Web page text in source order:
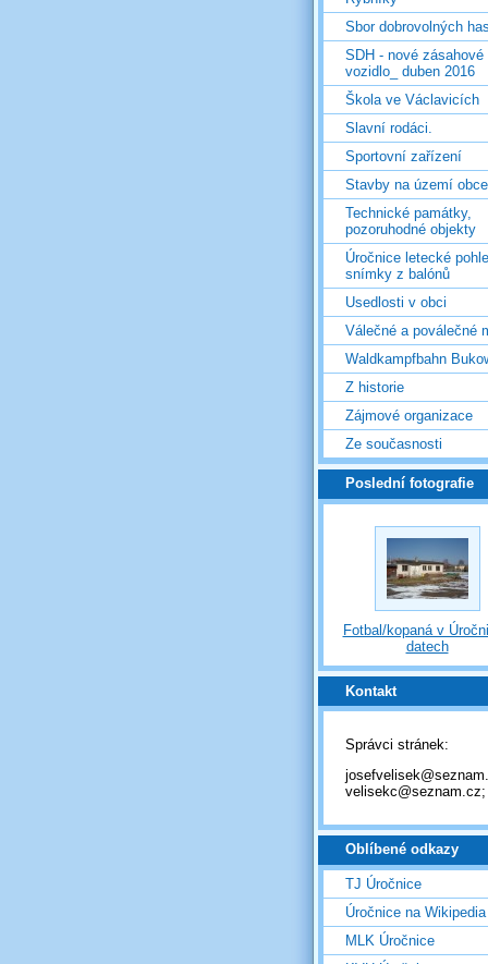
Sbor dobrovolných
SDH - nové zásahové
vozidlo_ duben 2016
Škola ve Václavicích
Slavní rodáci.
Sportovní zařízení
Stavby na území obce
Technické památky,
pozoruhodné objekty
Úročnice letecké
snímky z balónů
Usedlosti v obci
Válečné a poválečné
Waldkampfbahn
Z historie
Zájmové organizace
Ze současnosti
Poslední fotografie
Fotbal/kopaná v
datech
Kontakt
Správci stránek:
velisekc@seznam.cz;
Oblíbené odkazy
TJ Úročnice
Úročnice na Wikipedia
MLK Úročnice